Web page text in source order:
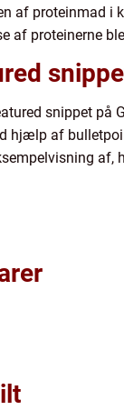
af proteinmad i
af proteinerne
snippet på
af
af,